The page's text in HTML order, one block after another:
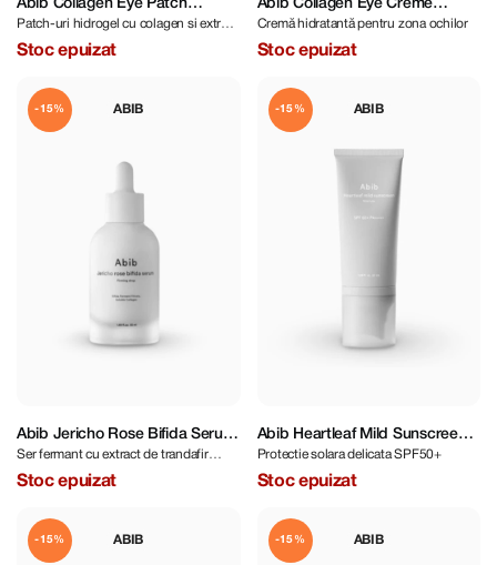
Abib Collagen Eye Patch
Jericho Rose Jelly 60 pcs
Patch-uri hidrogel cu colagen si extract
de Jericho
Stoc epuizat
Abib Collagen Eye Creme
Jericho Rose Tube 30ml
Cremă hidratantă pentru zona ochilor
Stoc epuizat
ABIB
-15%
Abib Jericho Rose Bifida Serum
Firming Drop 50 ml
Ser fermant cu extract de trandafir
Jericho
Stoc epuizat
ABIB
-15%
Abib Heartleaf Mild Sunscreen
Relief Tube SPF 50+ PA++++ 50
ml
Protectie solara delicata SPF50+
Stoc epuizat
ABIB
-15% ABIB
-15%